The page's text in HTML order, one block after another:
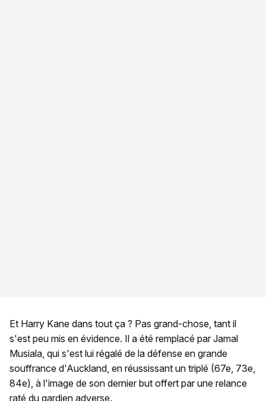
Et Harry Kane dans tout ça ? Pas grand-chose, tant il
s'est peu mis en évidence. Il a été remplacé par Jamal
Musiala, qui s'est lui régalé de la défense en grande
souffrance d'Auckland, en réussissant un triplé (67e, 73e,
84e), à l'image de son dernier but offert par une relance
raté du gardien adverse.